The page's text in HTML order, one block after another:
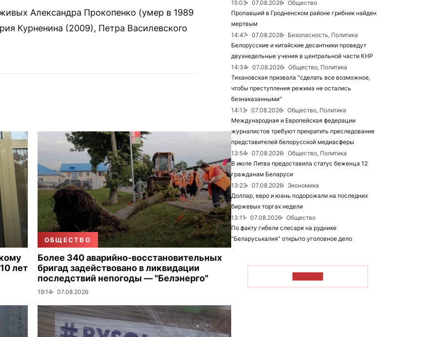
Александра Прокопенко (умер в 1989
Курненина (2009), Петра Василевского
лет
ОБЩЕСТВО
Более 340 аварийно-восстановительных
бригад задействовано в ликвидации
последствий непогоды — "Белэнерго"
19:14 07.08.2026
15:03
07.08.2026
Общество
Пропавший в Гродненском районе грибник найден
мертвым
14:47
07.08.2026
Безопасность, Политика
Белорусские и китайские десантники проведут
двухнедельные учения в центральной части КНР
14:34
07.08.2026
Общество, Политика
Тихановская призвала "сделать все возможное,
чтобы преступления режима не остались
безнаказанными"
14:13
07.08.2026
Общество, Политика
Международная и Европейская федерации
журналистов требуют прекратить преследование
представителей белорусской медиасферы
13:54
07.08.2026
Общество, Политика
В июле Литва предоставила статус беженца 12
гражданам Беларуси
13:23
07.08.2026
Экономика
Доллар, евро и юань подорожали на последних
биржевых торгах недели
13:11
07.08.2026
Общество
По факту гибели слесаря на руднике
"Беларуськалия" открыто уголовное дело